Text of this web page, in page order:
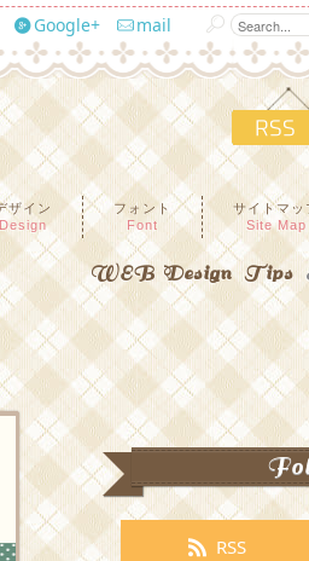
Google+ mail
ザイン フォント
Font
サイトマッ
Site Map
WEB Design Tips
RSS